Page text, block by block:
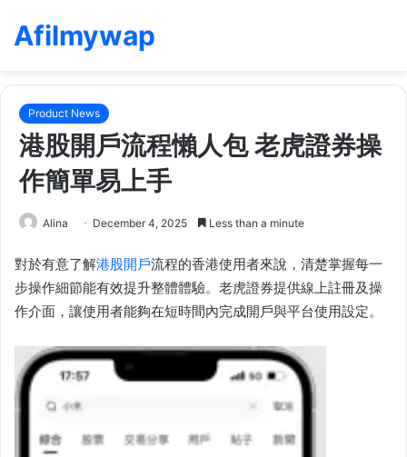
Afilmywap
Product News
港股開戶流程懶人包 老虎證券操
作簡單易上手
Alina December 4, 2025 Less than a minute
對於有意了解港股開戶流程的香港使用者來說，清楚掌握每一
步操作細節能有效提升整體體驗。老虎證券提供線上註冊及操
作介面，讓使用者能夠在短時間內完成開戶與平台使用設定。